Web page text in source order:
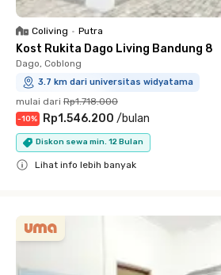
Coliving • Putra
Kost Rukita Dago Living Bandung 8
Dago, Coblong
3.7 km dari universitas widyatama
mulai dari Rp1.718.000
-10% Rp1.546.200 /bulan
Diskon sewa min. 12 Bulan
Lihat info lebih banyak